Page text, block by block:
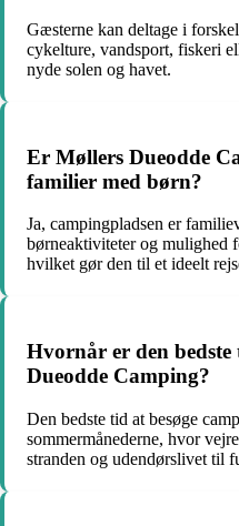
Gæsterne kan deltage i
cykelture, vandsport, fiskeri
nyde solen og havet.
Er Møllers Dueodde
familier med børn?
Ja, campingpladsen er
børneaktiviteter og mulighed
hvilket gør den til et ideelt
Hvornår er den bedste
Dueodde Camping?
Den bedste tid at besøge
sommermånederne, hvor
stranden og udendørslivet til